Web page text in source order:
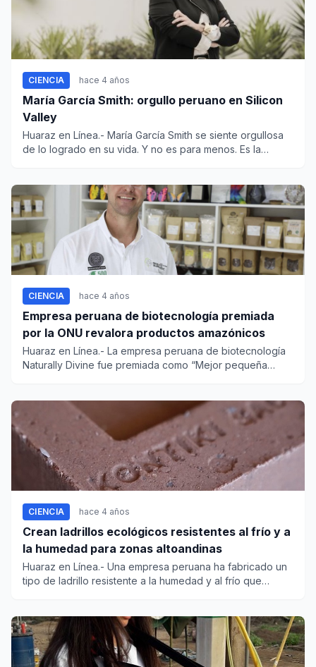
CIENCIA hace 4 años
María García Smith: orgullo peruano en Silicon
Valley
Huaraz en Línea.- María García Smith se siente orgullosa
de lo logrado en su vida. Y no es para menos. Es la
CIENCIA hace 4 años
Empresa peruana de biotecnología premiada
por la ONU revalora productos amazónicos
Huaraz en Línea.- La empresa peruana de biotecnología
Naturally Divine fue premiada como “Mejor pequeña
CIENCIA hace 4 años
Crean ladrillos ecológicos resistentes al frío y a
la humedad para zonas altoandinas
Huaraz en Línea.- Una empresa peruana ha fabricado un
tipo de ladrillo resistente a la humedad y al frío que